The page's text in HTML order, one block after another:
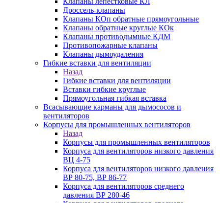
Дроссель-клапаны
Клапаны КОп обратные прямоугольные
Клапаны обратные круглые КОк
Клапаны противодымные КДМ
Противопожарные клапаны
Клапаны дымоудаления
Гибкие вставки для вентиляции
Назад
Гибкие вставки для вентиляции
Вставки гибкие круглые
Прямоугольная гибкая вставка
Всасывающие карманы для дымососов и
вентиляторов
Корпусы для промышленных вентиляторов
Назад
Корпусы для промышленных вентиляторов
Корпуса для вентиляторов низкого давления
ВЦ 4-75
Корпуса для вентиляторов низкого давления
ВР 80-75, ВР 86-77
Корпуса для вентиляторов среднего
давления ВР 280-46